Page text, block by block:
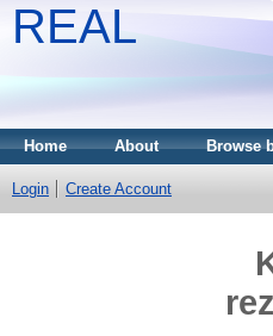
REAL
Home About Browse
Login Create Account